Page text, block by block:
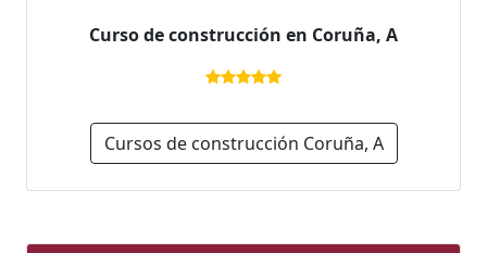
Curso de construcción en Coruña, A
Cursos de construcción Coruña, A